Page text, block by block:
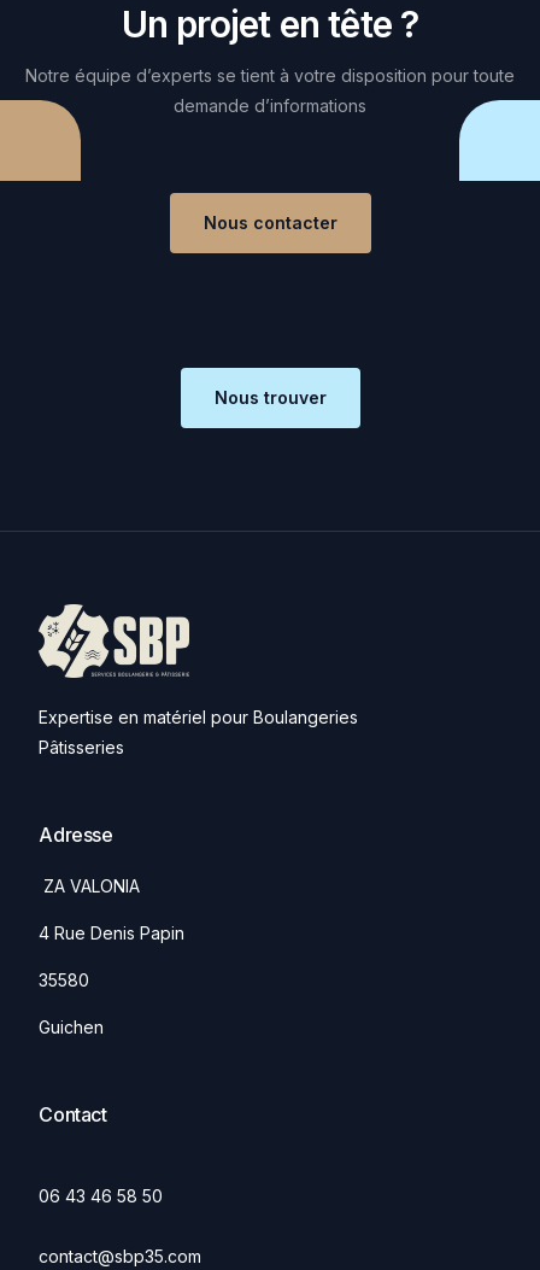
Un projet en tête ?
Notre équipe d’experts se tient à votre disposition pour toute
demande d’informations
Nous contacter
Nous trouver
Expertise en matériel pour Boulangeries
Pâtisseries
Adresse
ZA VALONIA
4 Rue Denis Papin
35580
Guichen
Contact
06 43 46 58 50
contact@sbp35.com